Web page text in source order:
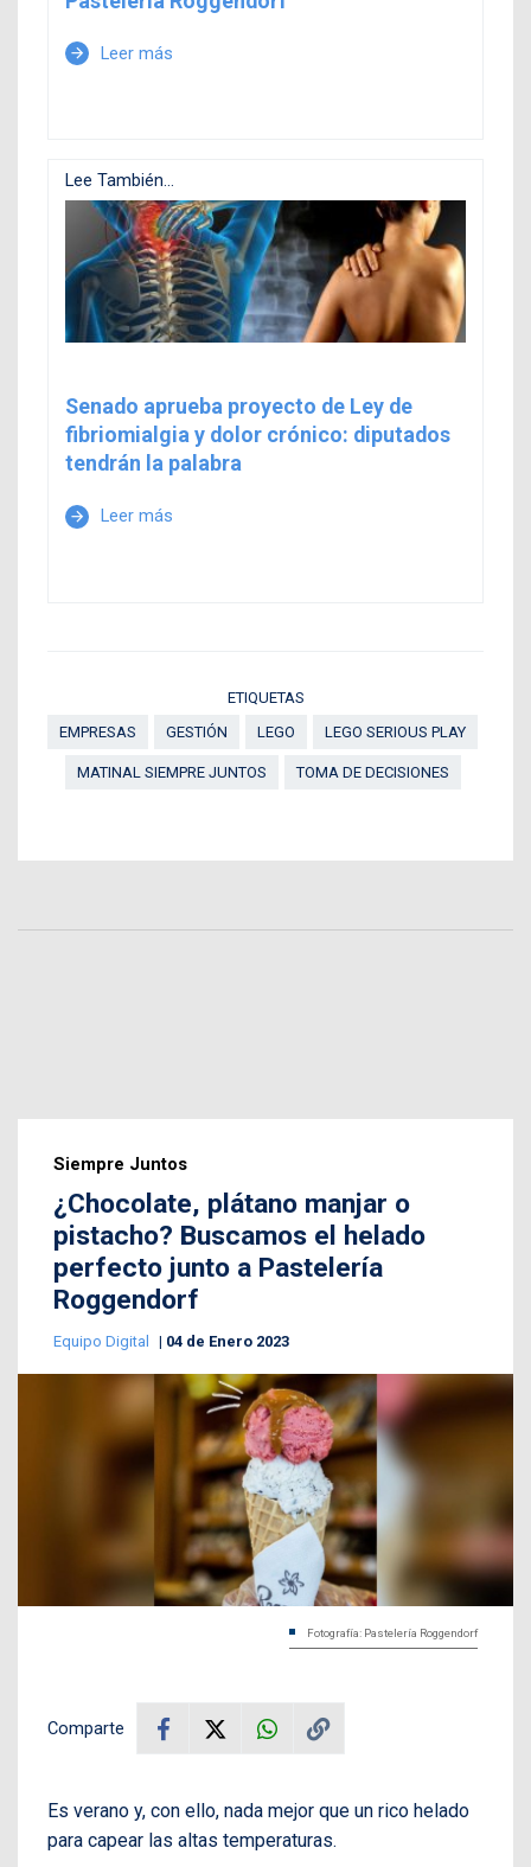
arrow_forward Leer más
Lee También...
Senado aprueba proyecto de Ley de
fibriomialgia y dolor crónico: diputados
tendrán la palabra
arrow_forward Leer más
ETIQUETAS
EMPRESAS
GESTIÓN LEGO LEGO SERIOUS PLAY
MATINAL SIEMPRE JUNTOS TOMA DE DECISIONES
Siempre Juntos
¿Chocolate, plátano manjar o
pistacho? Buscamos el helado
perfecto junto a Pastelería
Roggendorf
Equipo Digital 04 de Enero 2023
Fotografía: Pastelería Roggendorf
Comparte
Es verano y, con ello, nada mejor que un rico helado
para capear las altas temperaturas.